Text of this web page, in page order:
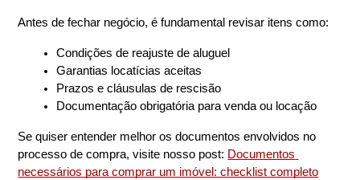
Antes de fechar negócio, é fundamental revisar itens como:
Condições de reajuste de aluguel
Garantias locatícias aceitas
Prazos e cláusulas de rescisão
Documentação obrigatória para venda ou locação
Se quiser entender melhor os documentos envolvidos no
processo de compra, visite nosso post: Documentos
necessários para comprar um imóvel: checklist completo